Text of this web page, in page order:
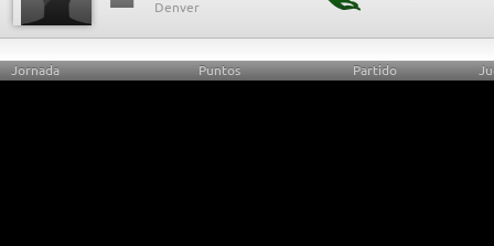
Jornada Puntos Partido